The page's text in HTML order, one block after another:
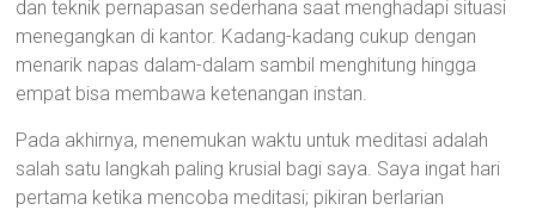
dan teknik pernapasan sederhana saat menghadapi situasi
menegangkan di kantor. Kadang-kadang cukup dengan
menarik napas dalam-dalam sambil menghitung hingga
empat bisa membawa ketenangan instan.
Pada akhirnya, menemukan waktu untuk meditasi adalah
salah satu langkah paling krusial bagi saya. Saya ingat hari
pertama ketika mencoba meditasi; pikiran berlarian